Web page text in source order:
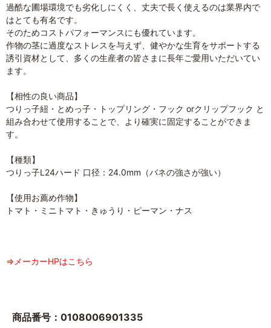
過酷な圃場環境でも劣化しにくく、丈夫で長く使えるのは業界内で
はとても有名です。
そのためコストパフォーマンスにも優れています。
作物の茎に過度なストレスを与えず、健やかな生育をサポートする
誘引資材として、多くの生産者の皆さまに長年ご愛用いただいてい
ます。
【相性の良い商品】
つりっ子紐・とめっ子・トップリング・フック orクリップフック と
組み合わせて使用することで、より確実に固定することができま
す。
【種類】
つりっ子L24ハード 口径：24.0mm（バネの強さが強い）
【使用お薦め作物】
トマト・ミニトマト・きゅうり・ピーマン・ナス
⇒メーカーHPはこちら
商品番号：0108006901335